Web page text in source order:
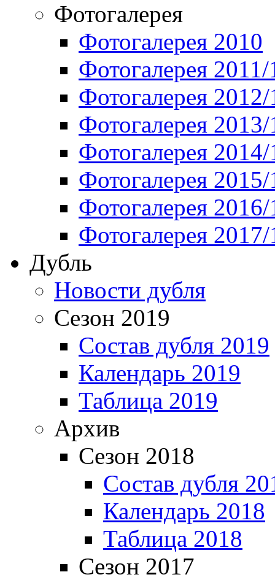
Фотогалерея
Фотогалерея 2010
Фотогалерея 2011/
Фотогалерея
Фотогалерея
Фотогалерея
Фотогалерея
Фотогалерея
Фотогалерея
Дубль
Новости дубля
Сезон 2019
Состав дубля 2019
Календарь 2019
Таблица 2019
Архив
Сезон 2018
Состав дубля
Календарь 2018
Таблица 2018
Сезон 2017